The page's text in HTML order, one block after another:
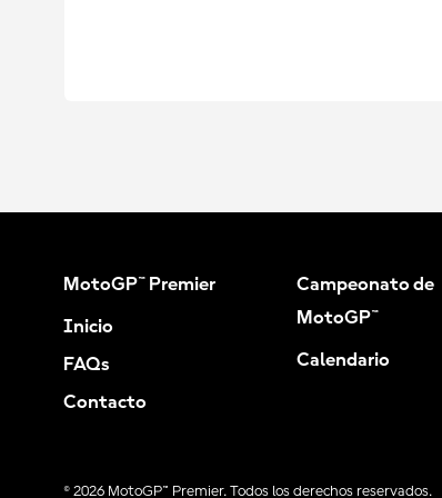
MotoGP™ Premier
Inicio
FAQs
Contacto
Campeonato de
MotoGP™
Calendario
© 2026 MotoGP™ Premier. Todos los derechos reservados.